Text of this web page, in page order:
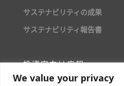
We value your privacy
サステナビリティの成果
サステナビリティ報告書
投資家向け広報
株主情報